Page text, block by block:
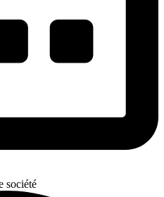
société